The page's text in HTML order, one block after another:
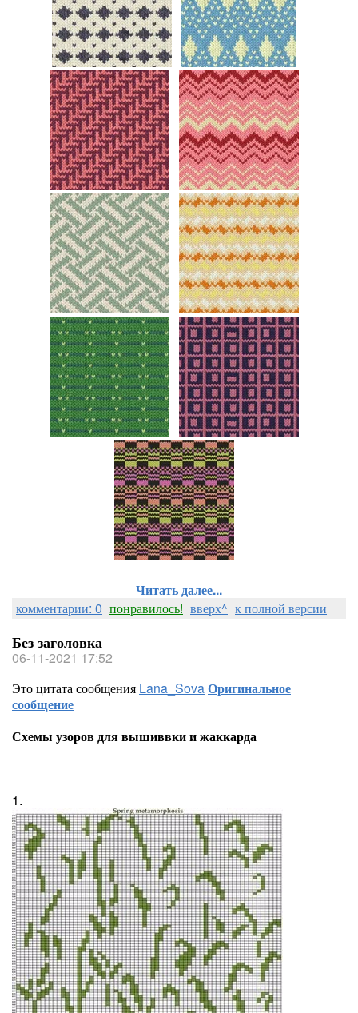
Читать далее...
комментарии: 0 понравилось! вверх^ к полной версии
Без заголовка
06-11-2021 17:52
Это цитата сообщения Lana_SovaОригинальное
сообщение
Схемы узоров для вышиввки и жаккарда
1.